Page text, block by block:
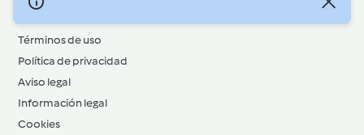
© Copyright 2026
Términos de uso
Política de privacidad
Aviso legal
Información legal
Cookies